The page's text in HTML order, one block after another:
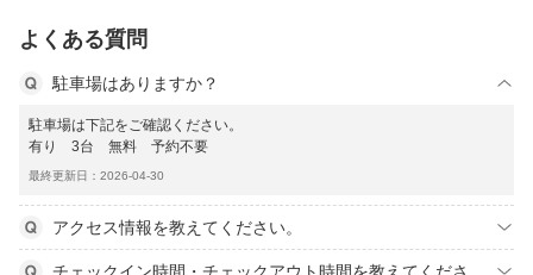
よくある質問
駐車場はありますか？
駐車場は下記をご確認ください。
有り 3台 無料 予約不要
最終更新日：2026-04-30
アクセス情報を教えてください。